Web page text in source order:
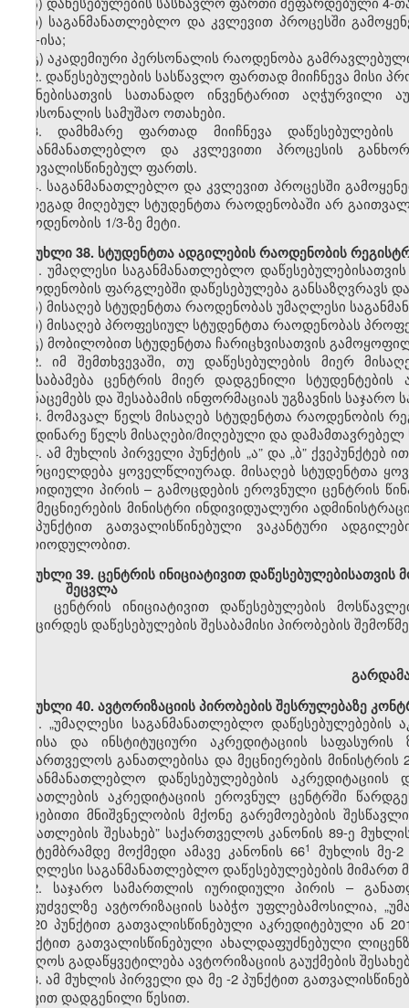
ბ) საგანმანათლებლო და კვლევით პროცესში
500-ისა;
გ) აკადემიური პერსონალის რაოდენობა
2.დაწესებულების სასწავლო ფართად მიიჩნევა მისი
მიზნებისათვის სათანადო ინვენტარით
პერსონალის სამუშაო ოთახები.
3.დამხმარე ფართად მიიჩნევა
საგანმანათლებლო და კვლევითი პროცესის
გათვალისწინებულ ფართს.
4. საგანმანათლებლო და კვლევით პროცესში
შედეგად მიღებულ სტუდენტთა რაოდენობაში არ
რაოდენობის 1/3-ზე მეტი.
მუხლი38. სტუდენტთა ადგილების რაოდენობის
1. უმაღლესი საგანმანათლებლო
რაოდენობის ფარგლებში დაწესებულება განსაზღვრავს
ა) მისაღებ სტუდენტთა რაოდენობას უმაღლესი
ბ) მისაღებ პროფესიულ სტუდენტთა რაოდენობას
გ) მობილობით სტუდენტთა ჩარიცხვისათვის
2. იმ შემთხვევაში, თუ დაწესებულების მიერ
შეესაბამება ცენტრის მიერ დადგენილი
მონაცემებს და შესაბამის ინფორმაციას უგზავნის
3. მომავალ წელს მისაღებ სტუდენტთა რაოდენობის
მიმდინარე წელს მისაღები/მიღებული და დამამთავრებელ
4. ამ მუხლის პირველი პუნქტის „ა” და „ბ” ქვეპუნქტებ
ხორციელდება ყოველწლიურად. მისაღებ სტუდენტთა
იურიდიული პირის– გამოცდების ეროვნული ცენტრის
და მეცნიერების მინისტრი ინდივიდუალური
ქვეპუნქტით გათვალისწინებული ვაკანტური
პერიოდულობით.
მუხლი39. ცენტრის ინიციატივით
შეცვლა
ცენტრის ინიციატივით დაწესებულების
შემცირდეს დაწესებულების შესაბამისი პირობების
მუხლი40. ავტორიზაციისპირობებისშესრულებაზე
1. „უმაღლესი საგანმანათლებლო დაწესებულებების
წესისა და ინსტიტუციური
აკრედიტაციის
საქართველოს განათლებისა და მეცნიერების
საგანმანათლებლო დაწესებულებების
განათლების აკრედიტაციის ეროვნულ ცენტრში
არსებითი მნიშვნელობის მქონე გარემოებების
განათლების შესახებ” საქართველოს კანონის89-ე
სექტემბრამდე მოქმედი ამავე კანონის 66​1 მუხლის მე-2
უმაღლესი საგანმანათლებლო დაწესებულებების მიმართ
2. საჯარო სამართლის იურიდიულიპირის–
საფუძველზე ავტორიზაციის საბჭო უფლებამოსილია,
მე-20 პუნქტით გათვალისწინებული აკრედიტებულიან
პუნქტით გათვალისწინებული ახალდაფუძნებული
მიიღოს გადაწყვეტილება ავტორიზაციის გაუქმების
3. ამ მუხლის პირველი და მე -2პუნქტით
თავითდადგენილი წესით.